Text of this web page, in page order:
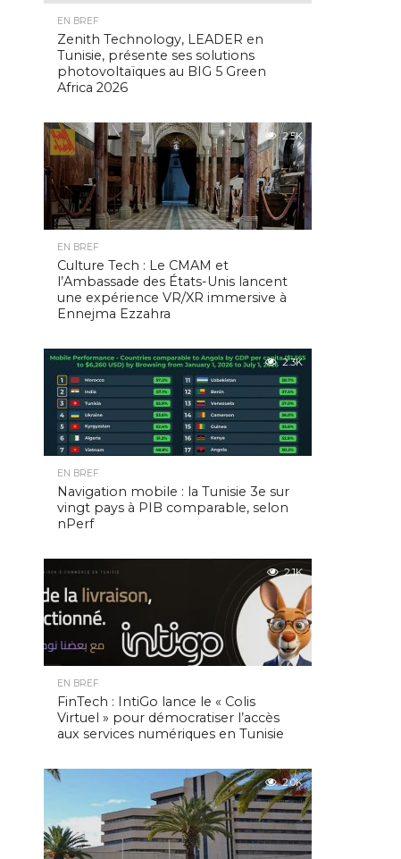
EN BREF
Zenith Technology, LEADER en
Tunisie, présente ses solutions
photovoltaïques au BIG 5 Green
Africa 2026
2.5K
EN BREF
Culture Tech : Le CMAM et
l’Ambassade des États-Unis lancent
une expérience VR/XR immersive à
Ennejma Ezzahra
2.3K
EN BREF
Navigation mobile : la Tunisie 3e sur
vingt pays à PIB comparable, selon
nPerf
2.1K
EN BREF
FinTech : IntiGo lance le « Colis
Virtuel » pour démocratiser l’accès
aux services numériques en Tunisie
2.0K